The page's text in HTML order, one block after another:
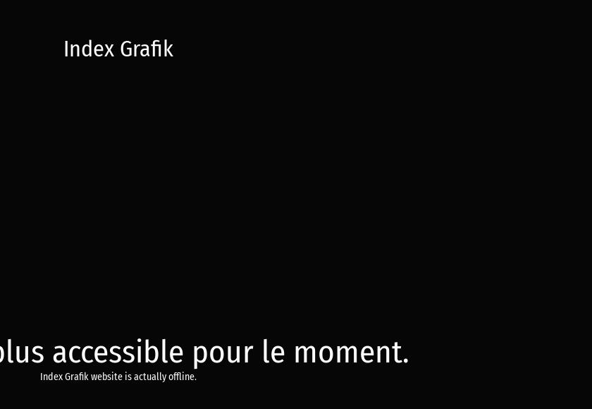
Index Grafik
accessible pour le moment.
Index Grafik website is actually offline.